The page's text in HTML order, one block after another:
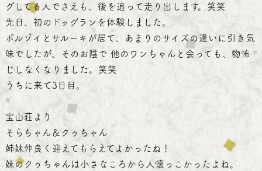
グしてる人でさえも、後を追って走り出します。笑笑
先日、初のドッグランを体験しました。
ボルゾイとサルーキが居て、あまりのサイズの違いに引き気
味でしたが、そのお陰で 他のワンちゃんと会っても、物怖
じしなくなりました。笑笑
うちに来て3日目。
宝山荘より
そらちゃん＆クゥちゃん
姉妹仲良く迎えてもらえてよかったね！
妹のクゥちゃんは小さなころから人懐っこかったよね。